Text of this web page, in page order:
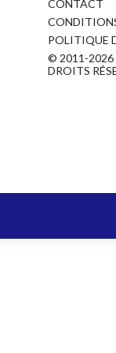
CONTACT
POLITIQUE
© 2011-2026
DROITS